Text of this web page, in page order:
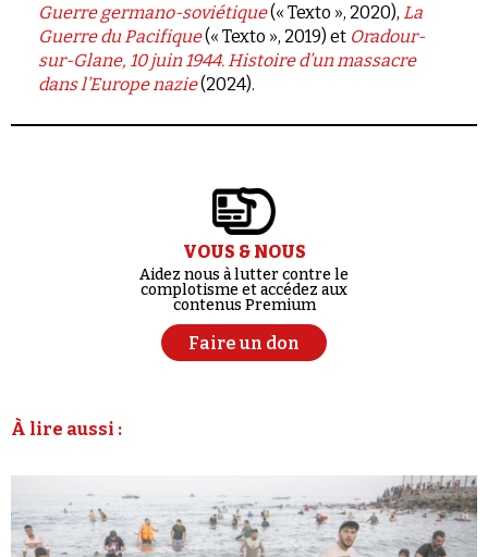
Guerre germano-soviétique(« Texto », 2020), La
Guerre du Pacifique(« Texto », 2019) et Oradour-
sur-Glane, 10 juin 1944. Histoire d’un massacre
dans l’Europe nazie(2024).
VOUS & NOUS
Aidez nous à lutter contre le
complotisme et accédez aux
contenus Premium
Faire un don
À lire aussi :